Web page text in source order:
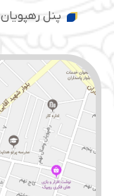
پنل رهپویان